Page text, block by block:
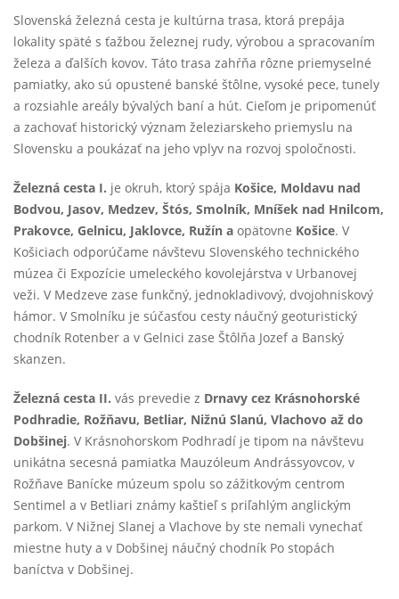
Slovenská železná cesta je kultúrna trasa, ktorá prepája
lokality späté s ťažbou železnej rudy, výrobou a spracovaním
železa a ďalších kovov. Táto trasa zahŕňa rôzne priemyselné
pamiatky, ako sú opustené banské štôlne, vysoké pece, tunely
a rozsiahle areály bývalých baní a hút. Cieľom je pripomenúť
a zachovať historický význam železiarskeho priemyslu na
Slovensku a poukázať na jeho vplyv na rozvoj spoločnosti.
Železná cesta I. je okruh, ktorý spája Košice, Moldavu nad
Bodvou, Jasov, Medzev, Štós, Smolník, Mníšek nad Hnilcom,
Prakovce, Gelnicu, Jaklovce, Ružín a opätovne Košice. V
Košiciach odporúčame návštevu Slovenského technického
múzea či Expozície umeleckého kovolejárstva v Urbanovej
veži. V Medzeve zase funkčný, jednokladivový, dvojohniskový
hámor. V Smolníku je súčasťou cesty náučný geoturistický
chodník Rotenber a v Gelnici zase Štôlňa Jozef a Banský
skanzen.
Železná cesta II. vás prevedie z Drnavy cez Krásnohorské
Podhradie, Rožňavu, Betliar, Nižnú Slanú, Vlachovo až do
Dobšinej. V Krásnohorskom Podhradí je tipom na návštevu
unikátna secesná pamiatka Mauzóleum Andrássyovcov, v
Rožňave Banícke múzeum spolu so zážitkovým centrom
Sentimel a v Betliari známy kaštieľ s priľahlým anglickým
parkom. V Nižnej Slanej a Vlachove by ste nemali vynechať
miestne huty a v Dobšinej náučný chodník Po stopách
baníctva v Dobšinej.